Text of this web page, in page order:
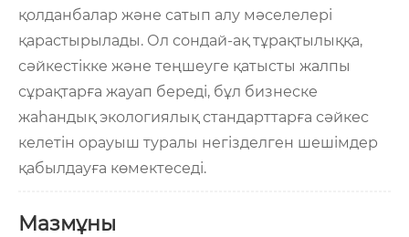
қолданбалар және сатып алу мәселелері
қарастырылады. Ол сондай-ақ тұрақтылыққа,
сәйкестікке және теңшеуге қатысты жалпы
сұрақтарға жауап береді, бұл бизнеске
жаһандық экологиялық стандарттарға сәйкес
келетін орауыш туралы негізделген шешімдер
қабылдауға көмектеседі.
Мазмұны